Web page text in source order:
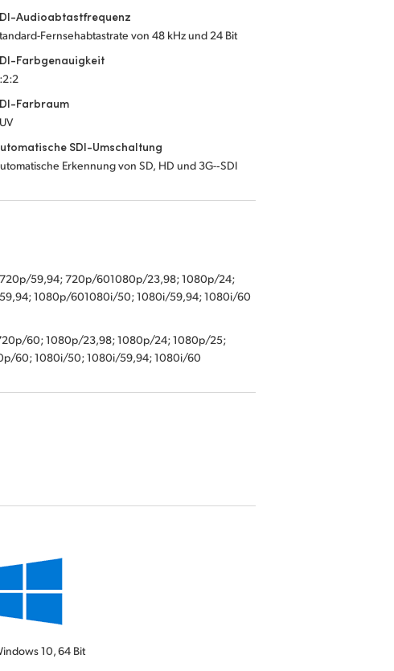
Audioabtastfrequenz
Fernsehabtastrate von 48 kHz und 24 Bit
Farbgenauigkeit
Farbraum
SDI-Umschaltung
Erkennung von SD, HD und 3G-‑SDI
720p/59,94; 720p/601080p/23,98; 1080p/24;
1080p/601080i/50; 1080i/59,94; 1080i/60
60; 1080p/23,98; 1080p/24; 1080p/25;
60; 1080i/50; 1080i/59,94; 1080i/60
10,64 Bit